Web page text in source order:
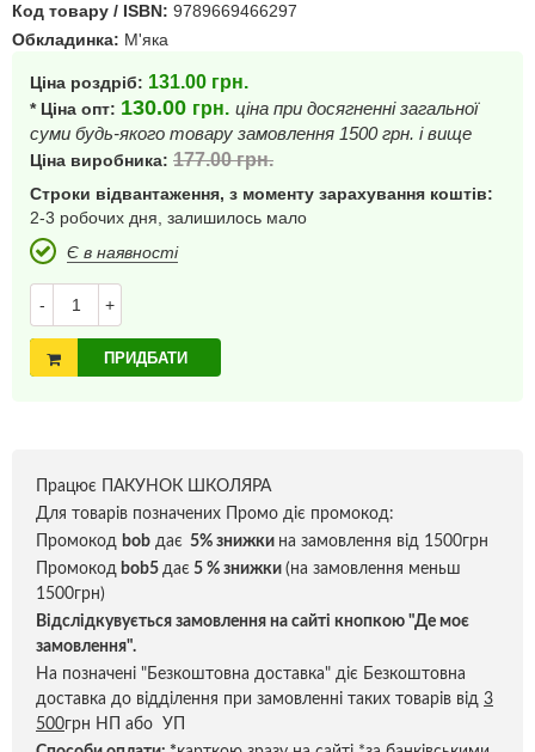
Код товару / ISBN: 9789669466297
Обкладинка: М'яка
Ціна роздріб: 131.00 грн.
* Ціна опт: 130.00 грн. ціна при досягненні загальної
суми будь-якого товару замовлення 1500 грн. і вище
Ціна виробника: 177.00грн.
Строки відвантаження, з моменту зарахування коштів:
2-3 робочих дня, залишилось мало
Є в наявності
- +
ПРИДБАТИ
Працює ПАКУНОК ШКОЛЯРА
Для товарів позначених Промо діє промокод:
Промокод bob дає 5% знижки на замовлення від 1500грн
Промокод bob5 дає 5 % знижки (на замовлення меньш
1500грн)
Відслідкувується замовлення на сайті кнопкою "Де моє
замовлення".
На позначені "Безкоштовна доставка" діє Безкоштовна
доставка до відділення при замовленні таких товарів від 3
500грн НП або УП